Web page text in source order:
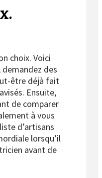
choix. Voici
des
être déjà fait
Ensuite,
de comparer
à vous
d’artisans
lorsqu’il
avant de